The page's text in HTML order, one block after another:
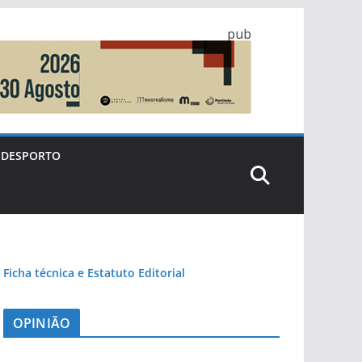
pub
DESPORTO
Ficha técnica e Estatuto Editorial
OPINIÃO